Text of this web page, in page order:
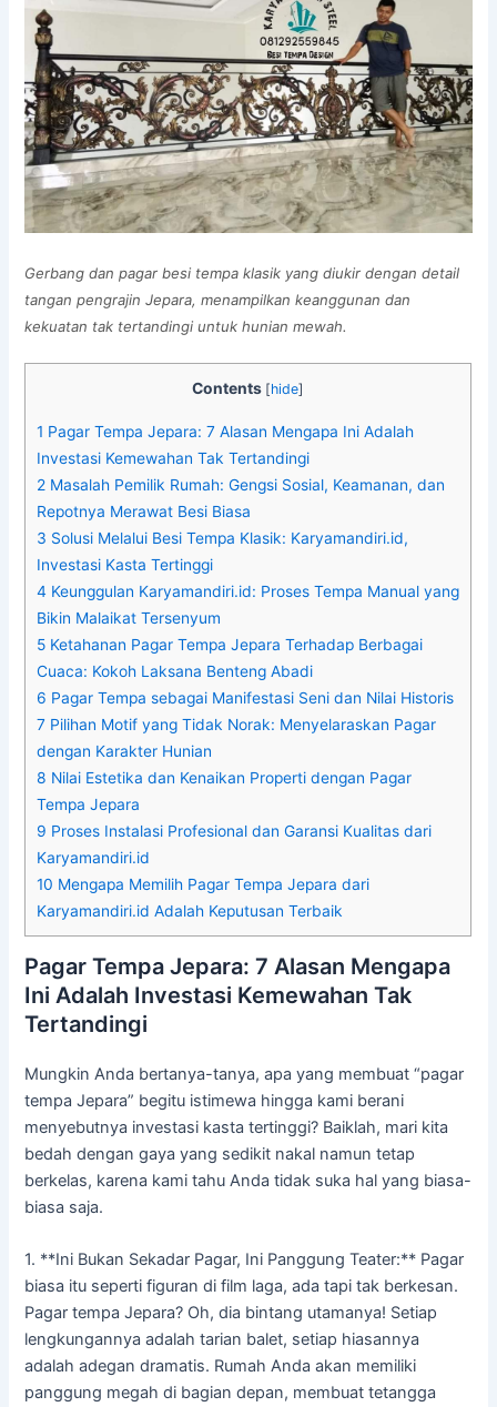
Gerbang dan pagar besi tempa klasik yang diukir dengan detail
tangan pengrajin Jepara, menampilkan keanggunan dan
kekuatan tak tertandingi untuk hunian mewah.
Contents [hide]
1 Pagar Tempa Jepara: 7 Alasan Mengapa Ini Adalah
Investasi Kemewahan Tak Tertandingi
2 Masalah Pemilik Rumah: Gengsi Sosial, Keamanan, dan
Repotnya Merawat Besi Biasa
3 Solusi Melalui Besi Tempa Klasik: Karyamandiri.id,
Investasi Kasta Tertinggi
4 Keunggulan Karyamandiri.id: Proses Tempa Manual yang
Bikin Malaikat Tersenyum
5 Ketahanan Pagar Tempa Jepara Terhadap Berbagai
Cuaca: Kokoh Laksana Benteng Abadi
6 Pagar Tempa sebagai Manifestasi Seni dan Nilai Historis
7 Pilihan Motif yang Tidak Norak: Menyelaraskan Pagar
dengan Karakter Hunian
8 Nilai Estetika dan Kenaikan Properti dengan Pagar
Tempa Jepara
9 Proses Instalasi Profesional dan Garansi Kualitas dari
Karyamandiri.id
10 Mengapa Memilih Pagar Tempa Jepara dari
Karyamandiri.id Adalah Keputusan Terbaik
Pagar Tempa Jepara: 7 Alasan Mengapa
Ini Adalah Investasi Kemewahan Tak
Tertandingi
Mungkin Anda bertanya-tanya, apa yang membuat “pagar
tempa Jepara” begitu istimewa hingga kami berani
menyebutnya investasi kasta tertinggi? Baiklah, mari kita
bedah dengan gaya yang sedikit nakal namun tetap
berkelas, karena kami tahu Anda tidak suka hal yang biasa-
biasa saja.
1. **Ini Bukan Sekadar Pagar, Ini Panggung Teater:** Pagar
biasa itu seperti figuran di film laga, ada tapi tak berkesan.
Pagar tempa Jepara? Oh, dia bintang utamanya! Setiap
lengkungannya adalah tarian balet, setiap hiasannya
adalah adegan dramatis. Rumah Anda akan memiliki
panggung megah di bagian depan, membuat tetangga